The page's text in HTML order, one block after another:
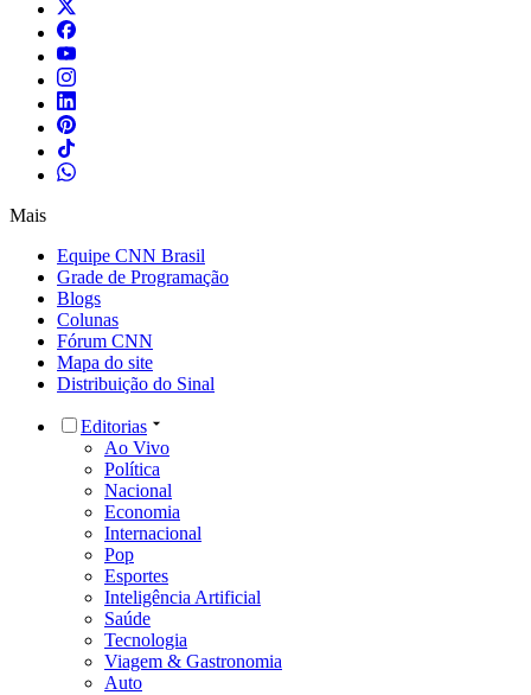
Mais
Equipe CNN Brasil
Grade de Programação
Blogs
Colunas
Fórum CNN
Mapa do site
Distribuição do Sinal
Editorias
Ao Vivo
Política
Nacional
Economia
Internacional
Pop
Esportes
Inteligência Artificial
Saúde
Tecnologia
Viagem & Gastronomia
Auto